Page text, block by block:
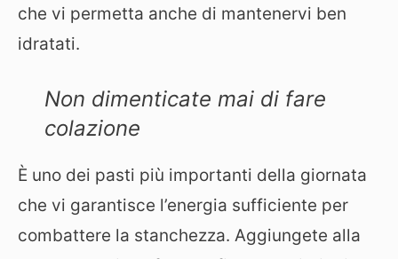
che vi permetta anche di mantenervi ben
idratati.
Non dimenticate mai di fare
colazione
È uno dei pasti più importanti della giornata
che vi garantisce l’energia sufficiente per
combattere la stanchezza. Aggiungete alla